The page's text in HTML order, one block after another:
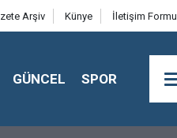
Arşiv Künye İletişim Formu
GÜNCEL SPOR